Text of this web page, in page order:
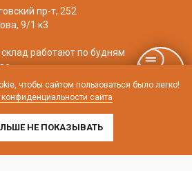
чтобы сайтом пользоваться было легко!
конфиденциальности сайта
НЕ ПОКАЗЫВАТЬ
пр-т, 252
9/1 к3
работают по будням
35